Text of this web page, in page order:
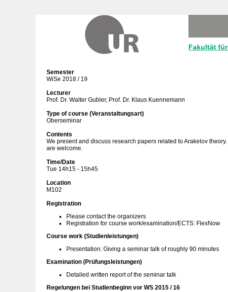
Fakultät
Semester
WiSe 2018 / 19
Lecturer
Prof. Dr. Walter Gubler, Prof. Dr. Klaus Kuennemann
Type of course (Veranstaltungsart)
Oberseminar
Contents
We present and discuss research papers related to Arakelov
are welcome.
Time/Date
Tue 14h15 - 15h45
Location
M102
Registration
Please contact the organizers
Registration for course work/examination/ECTS: FlexNow
Course work (Studienleistungen)
Presentation: Giving a seminar talk of roughly 90 minutes
Examination (Prüfungsleistungen)
Detailed written report of the seminar talk
Regelungen bei Studienbeginn vor WS 2015 / 16